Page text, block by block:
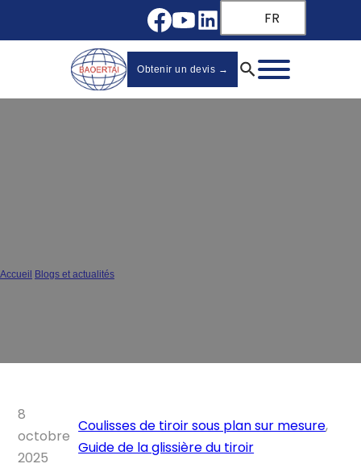
FR
Obtenir un devis →
Accueil Blogs et actualités
8
octobre
2025
Coulisses de tiroir sous plan sur mesure,
Guide de la glissière du tiroir